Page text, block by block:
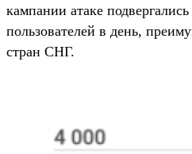
кампании атаке
пользователей в день,
стран СНГ.